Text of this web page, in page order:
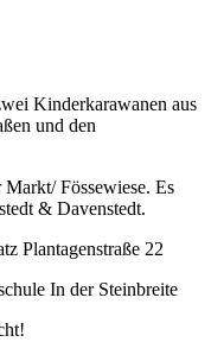
Kinderkarawanen aus
und den
Fössewiese. Es
& Davenstedt.
Plantagenstraße 22
In der Steinbreite